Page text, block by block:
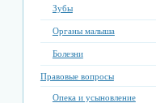
Зубы
Органы малыша
Болезни
Правовые вопросы
Опека и усыновление